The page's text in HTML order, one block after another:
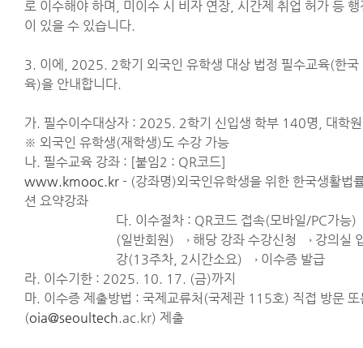
로 이수해야 하며, 미이수 시 비자 연장, 시간제 취업 허가 등
이 있을 수 있습니다.
3. 이에, 2025. 2학기 외국인 유학생 대상 법정 필수교육(한국
육)을 안내합니다.
가. 필수이수대상자 : 2025. 2학기 신입생 학부 140명, 대학
※ 외국인 유학생(재학생)도 수강 가능
나. 필수교육 강좌 : [붙임2 : QR코드]
www.kmooc.kr- (강좌명)외국인유학생을 위한 한국생활법
션 요약강좌
다. 이수절차 : QR코드 접속(모바일/PC가능
(일반회원) → 해당 강좌 수강신청 → 강의실
강(13주차, 2시간소요) → 이수증 발급
라. 이수기한 : 2025. 10. 17. (금)까지
마. 이수증 제출방법 : 국제교류처(국제관 115호) 직접 방문 또
(oia@seoultech.ac.kr) 제출